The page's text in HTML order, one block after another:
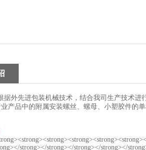
据外先进包装机械技术，结合我司生产技术
产品中的附属安装螺丝、螺母、小塑胶件的